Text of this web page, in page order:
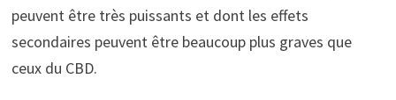
peuvent être très puissants et dont les effets
secondaires peuvent être beaucoup plus graves que
ceux du CBD.